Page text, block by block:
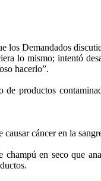
Demandados
lo mismo; intentó
hacerlo”.
productos
cáncer en la
en seco que